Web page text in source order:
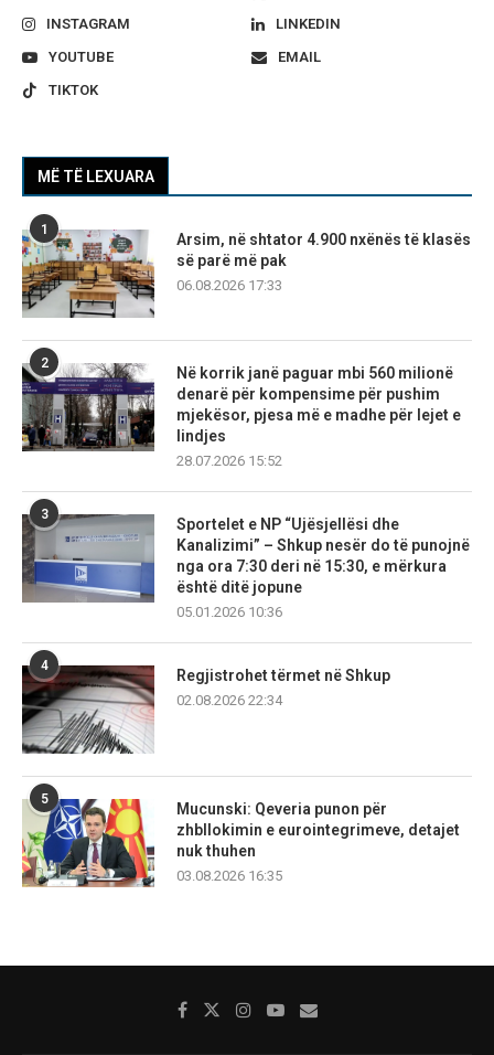
INSTAGRAM
LINKEDIN
YOUTUBE
EMAIL
TIKTOK
MË TË LEXUARA
1
Arsim, në shtator 4.900 nxënës të klasës
së parë më pak
06.08.2026 17:33
2
Në korrik janë paguar mbi 560 milionë
denarë për kompensime për pushim
mjekësor, pjesa më e madhe për lejet e
lindjes
28.07.2026 15:52
3
Sportelet e NP “Ujësjellësi dhe
Kanalizimi” – Shkup nesër do të punojnë
nga ora 7:30 deri në 15:30, e mërkura
është ditë jopune
05.01.2026 10:36
4
Regjistrohet tërmet në Shkup
02.08.2026 22:34
5
Mucunski: Qeveria punon për
zhbllokimin e eurointegrimeve, detajet
nuk thuhen
03.08.2026 16:35